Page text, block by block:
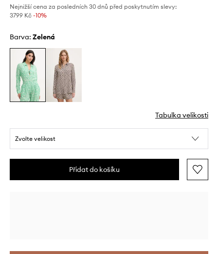
Nejnižší cena za posledních 30 dnů před poskytnutím slevy:
3799 Kč -10%
Barva: zelená
Tabulka velikosti
Zvolte velikost
Přidat do košíku